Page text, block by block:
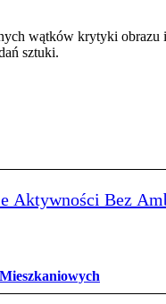
wątków krytyki obrazu
sztuki.
Aktywności Bez